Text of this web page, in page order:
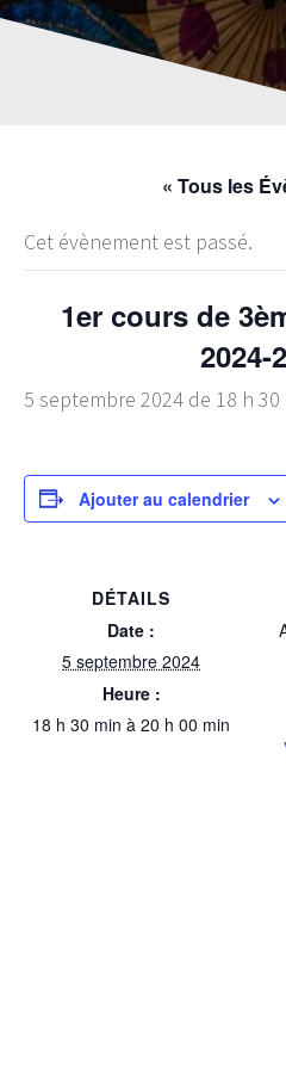
« Tous les
Cet évènement est passé.
1er cours de
2024-
5 septembre 2024 de 18 h 30
Ajouter au calendrier
DÉTAILS
Date :
5 septembre 2024
Heure :
18 h 30 min à 20 h 00 min